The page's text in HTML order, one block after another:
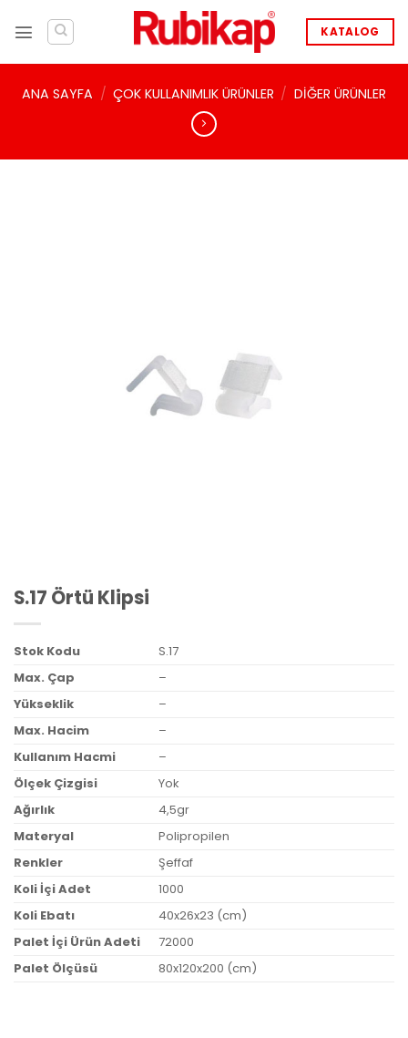
atla
KATALOG
ANA SAYFA / ÇOK KULLANIMLIK ÜRÜNLER / DIĞER ÜRÜNLER
S.17 Örtü Klipsi
Stok Kodu
S.17
Max. Çap
–
Yükseklik
–
Max. Hacim
–
Kullanım Hacmi
–
Ölçek Çizgisi
Yok
Ağırlık
4,5gr
Materyal
Polipropilen
Renkler
Şeffaf
Koli İçi Adet
1000
Koli Ebatı
40x26x23 (cm)
Palet İçi Ürün Adeti
72000
Palet Ölçüsü
80x120x200 (cm)